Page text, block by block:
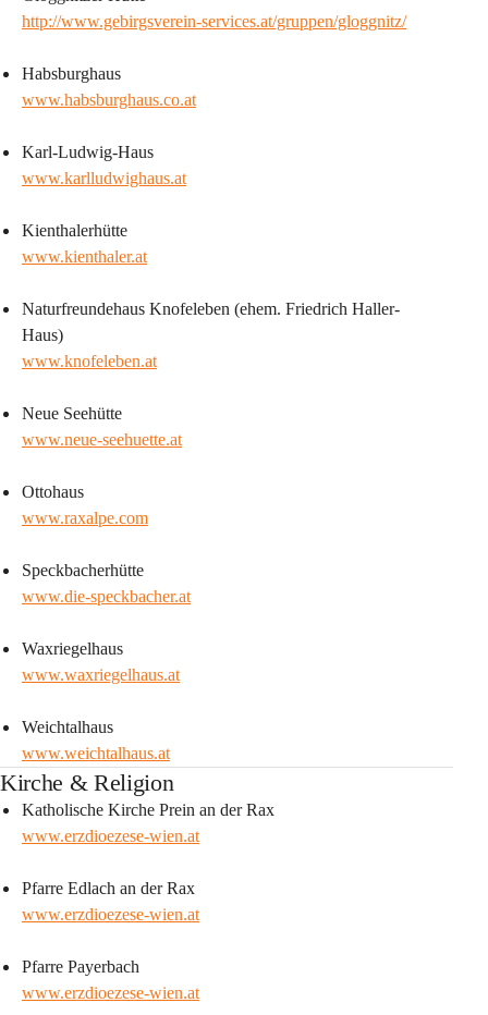
http://www.gebirgsverein-services.at/gruppen/gloggnitz/
Habsburghaus
www.habsburghaus.co.at
Karl-Ludwig-Haus
www.karlludwighaus.at
Kienthalerhütte
www.kienthaler.at
Naturfreundehaus Knofeleben (ehem. Friedrich Haller-
Haus)
www.knofeleben.at
Neue Seehütte
www.neue-seehuette.at
Ottohaus
www.raxalpe.com
Speckbacherhütte
www.die-speckbacher.at
Waxriegelhaus
www.waxriegelhaus.at
Weichtalhaus
www.weichtalhaus.at
Kirche & Religion
Katholische Kirche Prein an der Rax
www.erzdioezese-wien.at
Pfarre Edlach an der Rax
www.erzdioezese-wien.at
Pfarre Payerbach
www.erzdioezese-wien.at